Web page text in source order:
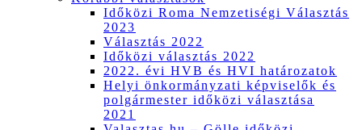
Időközi Roma Nemzetiségi Választás
2023
Választás 2022
Időközi választás 2022
2022. évi HVB és HVI határozatok
Helyi önkormányzati képviselők és
polgármester időközi választása
2021